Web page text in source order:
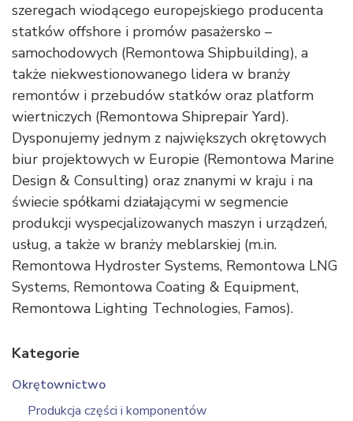
szeregach wiodącego europejskiego producenta
statków offshore i promów pasażersko –
samochodowych (Remontowa Shipbuilding), a
także niekwestionowanego lidera w branży
remontów i przebudów statków oraz platform
wiertniczych (Remontowa Shiprepair Yard).
Dysponujemy jednym z największych okrętowych
biur projektowych w Europie (Remontowa Marine
Design & Consulting) oraz znanymi w kraju i na
świecie spółkami działającymi w segmencie
produkcji wyspecjalizowanych maszyn i urządzeń,
usług, a także w branży meblarskiej (m.in.
Remontowa Hydroster Systems, Remontowa LNG
Systems, Remontowa Coating & Equipment,
Remontowa Lighting Technologies, Famos).
Kategorie
Okrętownictwo
Produkcja części i komponentów